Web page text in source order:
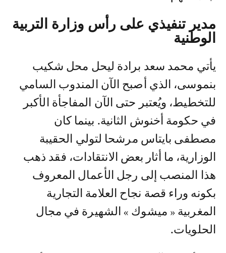
مدير تنفيذي على رأس وزارة التربية
الوطنية
يأتي محمد سعد برادة ليحل محل شكيب
بنموسى، الذي أصبح الآن المندوب السامي
للتخطيط، ويُعتبر حتى الآن المفاجأة الأكبر
في حكومة أخنوش الثانية. بينما كان
مصطفى بايتاس مرشحا لتولي الحقيبة
الوزارية، ما أثار بعض الانتقادات، فقد ذهب
هذا المنصب إلى رجل الأعمال المعروف
بكونه وراء قصة نجاح العلامة التجارية
المغربية « ميشوك » الشهيرة في مجال
الحلويات.